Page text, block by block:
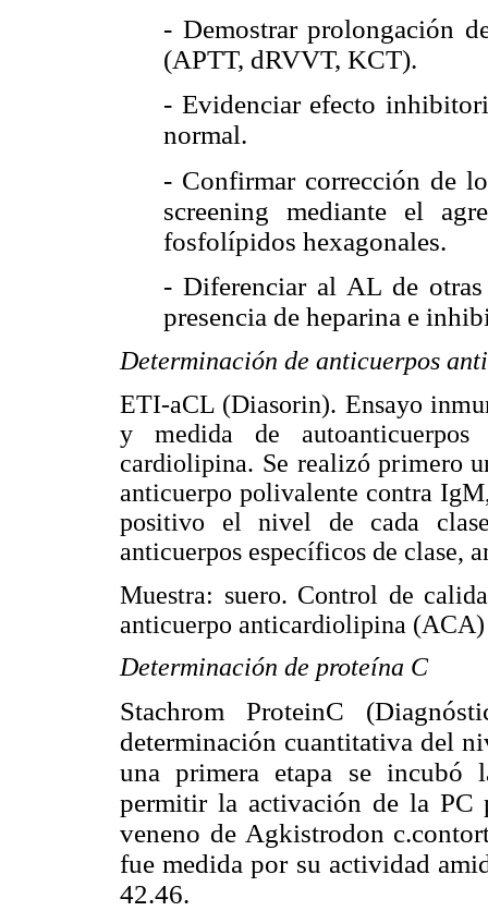
- Demostrar prolongación
(APTT, dRVVT, KCT).
- Evidenciar efecto
normal.
- Confirmar corrección de
screening mediante el
fosfolípidos hexagonales.
- Diferenciar al AL de otras
presencia de heparina e
Determinación de anticuerpos
ETI-aCL (Diasorin). Ensayo
y medida de
cardiolipina. Se realizó primero
anticuerpo polivalente contra
positivo el nivel de cada
anticuerpos específicos de clase,
Muestra: suero. Control de
anticuerpo anticardiolipina
Determinación de proteína C
Stachrom ProteinC
determinación cuantitativa del
una primera etapa se incubó
permitir la activación de la PC
veneno de Agkistrodon
fue medida por su actividad
42.46.